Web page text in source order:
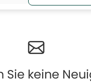
Sie keine